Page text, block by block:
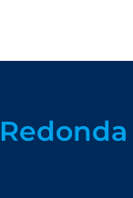
Redonda